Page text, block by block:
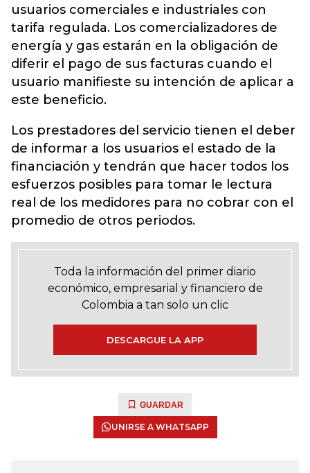
usuarios comerciales e industriales con
tarifa regulada. Los comercializadores de
energía y gas estarán en la obligación de
diferir el pago de sus facturas cuando el
usuario manifieste su intención de aplicar a
este beneficio.
Los prestadores del servicio tienen el deber
de informar a los usuarios el estado de la
financiación y tendrán que hacer todos los
esfuerzos posibles para tomar le lectura
real de los medidores para no cobrar con el
promedio de otros periodos.
Toda la información del primer diario
económico, empresarial y financiero de
Colombia a tan solo un clic
DESCARGUE LA APP
GUARDAR
UNIRSE A WHATSAPP